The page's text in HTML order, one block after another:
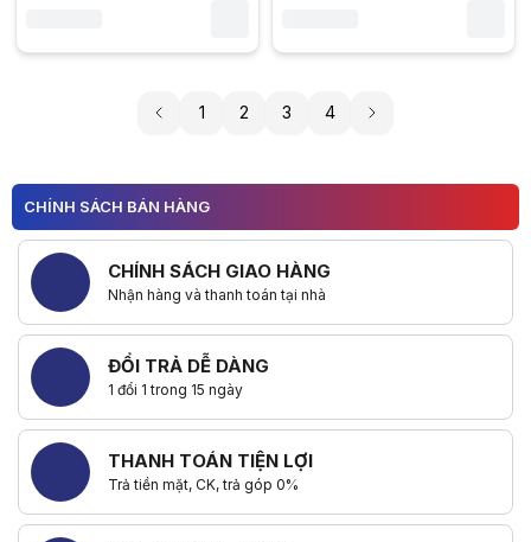
1 2 3 4
CHÍNH SÁCH BÁN HÀNG
CHÍNH SÁCH GIAO HÀNG
Nhận hàng và thanh toán tại nhà
ĐỔI TRẢ DỄ DÀNG
1 đổi 1 trong 15 ngày
THANH TOÁN TIỆN LỢI
Trả tiền mặt, CK, trả góp 0%